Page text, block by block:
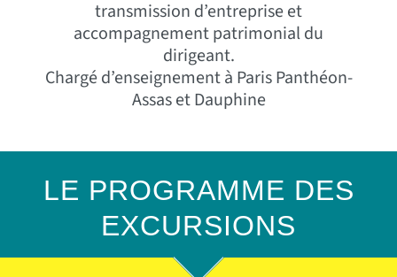
transmission d’entreprise et
accompagnement patrimonial du
dirigeant.
Chargé d’enseignement à Paris Panthéon-
Assas et Dauphine
LE PROGRAMME DES
EXCURSIONS